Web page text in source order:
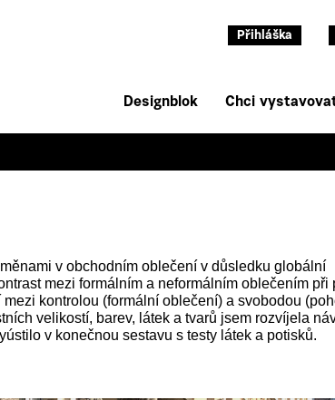
Přihláška
Designblok Chci
v obchodním oblečení v důsledku globální
mezi formálním a neformálním oblečením při
kontrolou (formální oblečení) a svobodou
velikostí, barev, látek a tvarů jsem rozvíjela
v konečnou sestavu s testy látek a potisků.